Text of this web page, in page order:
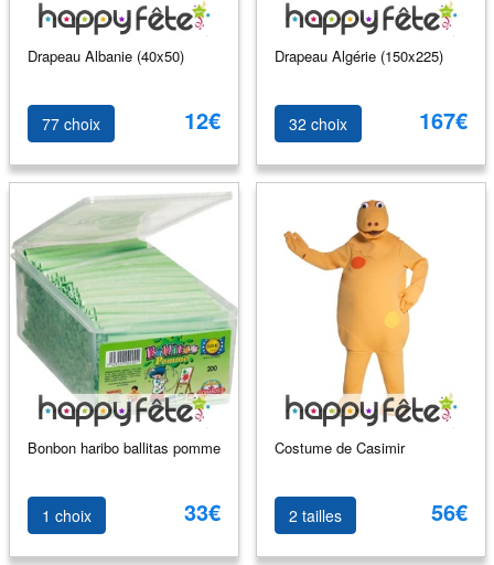
Drapeau Albanie (40x50)
77 choix 12€
Drapeau Algérie (150x225)
32 choix 167€
Bonbon haribo ballitas pomme
1 choix 33€
Costume de Casimir
2 tailles 56€